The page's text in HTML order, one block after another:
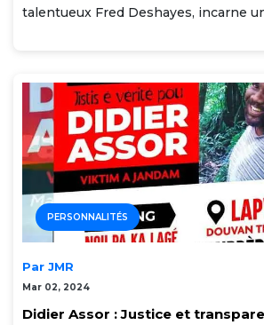
talentueux Fred Deshayes, incarne
PERSONNALITÉS
Par JMR
Mar 02, 2024
Didier Assor : Justice et